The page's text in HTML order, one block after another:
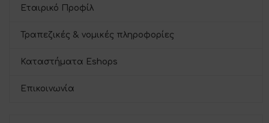
Εταιρικό Προφίλ
Τραπεζικές & νομικές πληροφορίες
Καταστήματα Eshops
Επικοινωνία